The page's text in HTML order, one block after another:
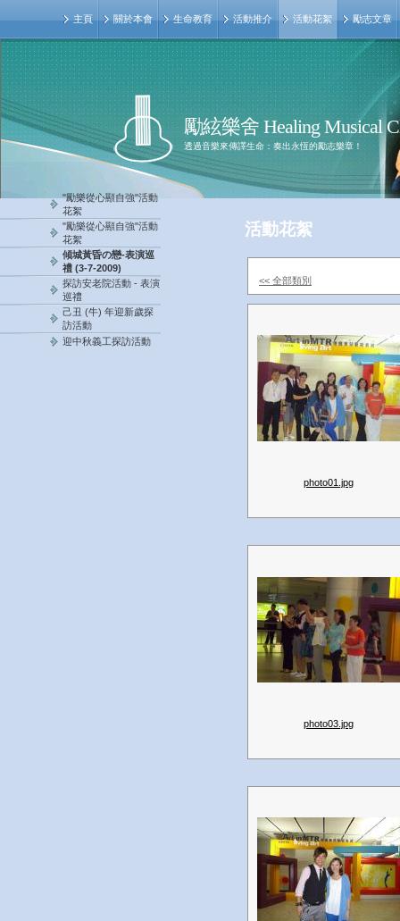
主頁 關於本會 生命教育 活動推介 活動花絮 勵志文章
勵絃樂舍 Healing Musical
透過音樂來傳譯生命：奏出永恆的勵志樂章！
"勵樂從心顯自強"活動
花絮
"勵樂從心顯自強"活動
花絮
傾城黃昏の戀-表演巡
禮 (3-7-2009)
探訪安老院活動 - 表演
巡禮
己丑 (牛) 年迎新歲探
訪活動
迎中秋義工探訪活動
活動花絮
<< 全部類別
photo01.jpg
photo03.jpg